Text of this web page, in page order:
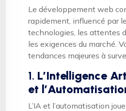
Le développement web
rapidement, influencé par
technologies, les attentes
les exigences du marché.
tendances majeures à
1. L’Intelligence
et
L’IA et l’automatisation